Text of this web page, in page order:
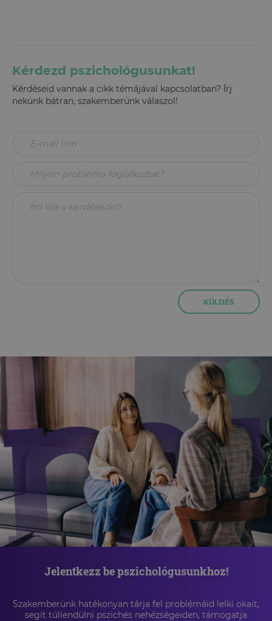
Kérdezd pszichológusunkat!
Kérdéseid vannak a cikk témájával kapcsolatban? Írj
nekünk bátran, szakemberünk válaszol!
KÜLDÉS
Jelentkezz be pszichológusunkhoz!
Szakemberünk hatékonyan tárja fel problémáid lelki okait,
segít túllendülni pszichés nehézségeiden, támogatja